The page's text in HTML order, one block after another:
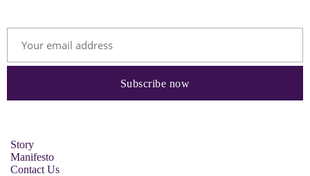
Story
Manifesto
Contact Us